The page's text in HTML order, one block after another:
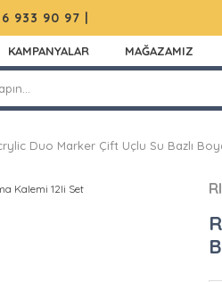
933 90 97 |
KAMPANYALAR MAĞAZAMIZ
Duo Marker Çift Uçlu Su Bazlı